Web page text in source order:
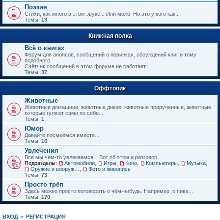
е
н
и
ю
Поэзия
Стихи, как много в этом звуке... Или мало. Но это у кого как...
Темы: 13
Книжная полка
Всё о книгах
Форум для анонсов, сообщений о новинках, обсуждений книг и тому
подобного.
Счётчик сообщений в этом форуме не работает.
Темы: 37
Оффтопик
Животные
Животные домашние, животные дикие, животные прирученные, животные,
которые гуляют сами по себе...
Темы: 1
Юмор
Давайте посмеёмся вместе...
Темы: 16
Увлечения
Все мы чем-то увлекаемся... Вот об этом и разговор...
Подразделы:
Автомобили Игры Кино Компьютеры Музыка
Фото и живопись
Темы: 73
Просто трёп
Здесь можно просто поговорить о чём-нибудь. Например, о пиве...
Темы: 170
ВХОД • РЕГИСТРАЦИЯ